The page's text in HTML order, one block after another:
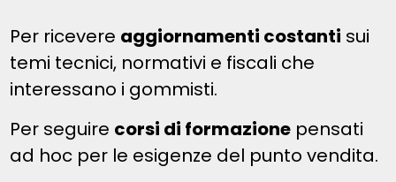
Per ricevere aggiornamenti costanti sui
temi tecnici, normativi e fiscali che
interessano i gommisti.
Per seguire corsi di formazione pensati
ad hoc per le esigenze del punto vendita.